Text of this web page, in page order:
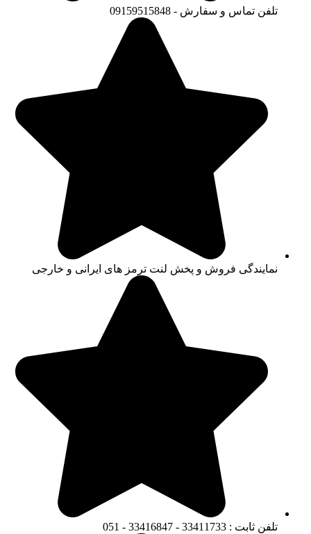
تلفن تماس و سفارش - 09159515848
نمایندگی فروش و پخش لنت ترمز های ایرانی و خارجی
تلفن ثابت : 33411733 - 33416847 - 051